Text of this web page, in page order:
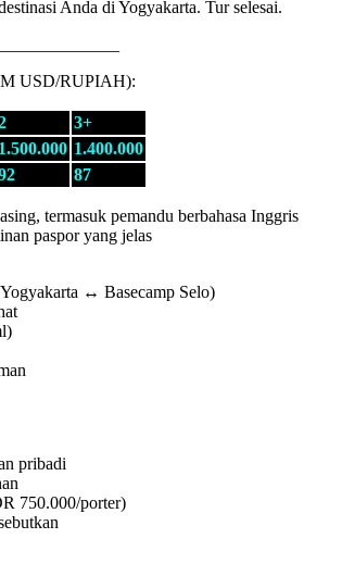
Anda di Yogyakarta. Tur selesai.
USD/RUPIAH):
3+
1.500.000 1.400.000
87
termasuk pemandu berbahasa Inggris
paspor yang jelas
↔ Basecamp Selo)
pribadi
750.000/porter)